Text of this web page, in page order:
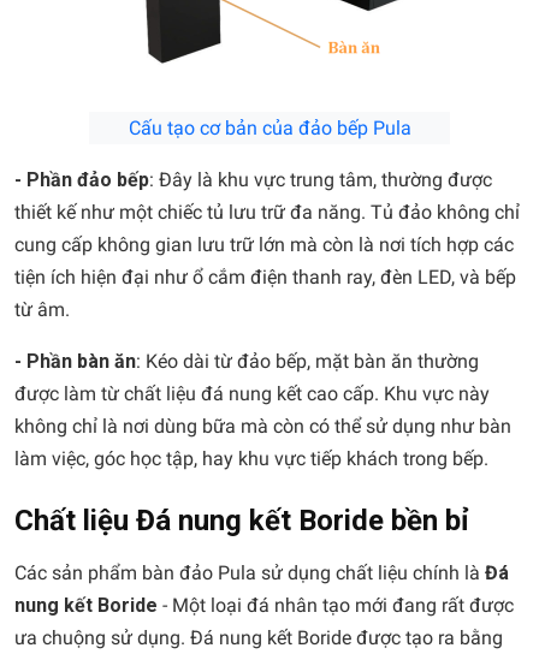
Cấu tạo cơ bản của đảo bếp Pula
- Phần đảo bếp: Đây là khu vực trung tâm, thường được
thiết kế như một chiếc tủ lưu trữ đa năng. Tủ đảo không chỉ
cung cấp không gian lưu trữ lớn mà còn là nơi tích hợp các
tiện ích hiện đại như ổ cắm điện thanh ray, đèn LED, và bếp
từ âm.
- Phần bàn ăn: Kéo dài từ đảo bếp, mặt bàn ăn thường
được làm từ chất liệu đá nung kết cao cấp. Khu vực này
không chỉ là nơi dùng bữa mà còn có thể sử dụng như bàn
làm việc, góc học tập, hay khu vực tiếp khách trong bếp.
Chất liệu Đá nung kết Boride bền bỉ
Các sản phẩm bàn đảo Pula sử dụng chất liệu chính là Đá
nung kết Boride - Một loại đá nhân tạo mới đang rất được
ưa chuộng sử dụng. Đá nung kết Boride được tạo ra bằng